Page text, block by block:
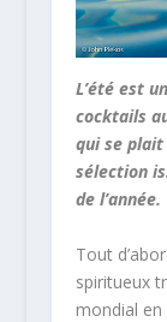
L’été est
cocktails
qui se plait
sélection
de l’année.
Tout
spiritueux
mondial